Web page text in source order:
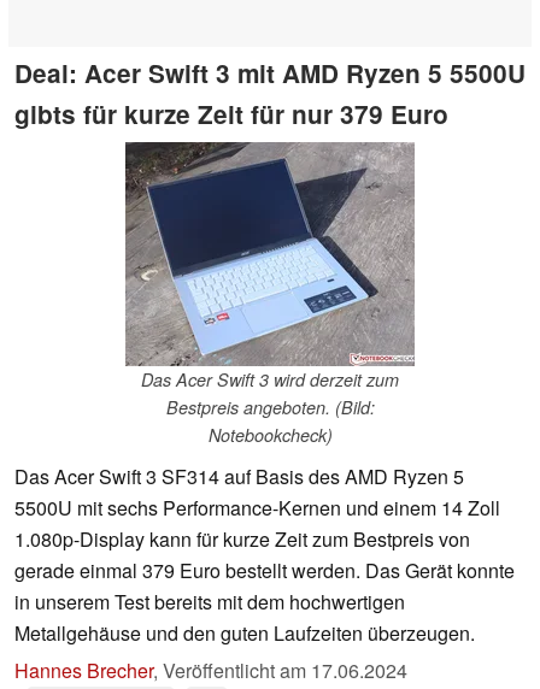
Deal: Acer Swift 3 mit AMD Ryzen 5 5500U
gibts für kurze Zeit für nur 379 Euro
Das Acer Swift 3 wird derzeit zum
Bestpreis angeboten. (Bild:
Notebookcheck)
Das Acer Swift 3 SF314 auf Basis des AMD Ryzen 5
5500U mit sechs Performance-Kernen und einem 14 Zoll
1.080p-Display kann für kurze Zeit zum Bestpreis von
gerade einmal 379 Euro bestellt werden. Das Gerät konnte
in unserem Test bereits mit dem hochwertigen
Metallgehäuse und den guten Laufzeiten überzeugen.
Hannes Brecher, Veröffentlicht am 17.06.2024